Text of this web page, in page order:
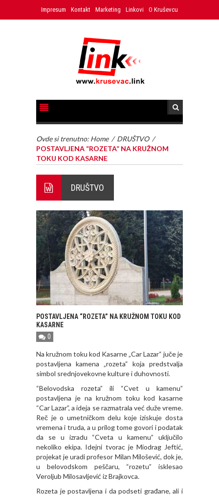
Impresum Kontakt Marketing Linkovi O Kruševcu
Ovde si trenutno: Home / DRUŠTVO /
POSTAVLJENA “ROZETA” NA KRUŽNOM
TOKU KOD KASARNE
DRUŠTVO
POSTAVLJENA “ROZETA” NA KRUŽNOM TOKU KOD
KASARNE
0
Na kružnom toku kod Kasarne „Car Lazar“ juče je
postavljena kamena „rozeta“ koja predstvalja
simbol srednjovekovne kulture i duhovnosti.
“Belovodska rozeta” ili “Cvet u kamenu”
postavljena je na kružnom toku kod kasarne
“Car Lazar”, a ideja se razmatrala već duže vreme.
Reč je o umetničkom delu koje iziskuje dosta
vremena i truda, a u prilog tome govori i podatak
da se u izradu “Cveta u kamenu” uključilo
nekoliko ekipa. Idejni tvorac je Miodrag Jeftić,
projekat je uradi profesor Milan Milošević, dok je,
u belovodskom peščaru, “rozetu” isklesao
Veroljub Milosavljević iz Brajkovca.
Rozeta je postavljena i da podseti građane, ali i